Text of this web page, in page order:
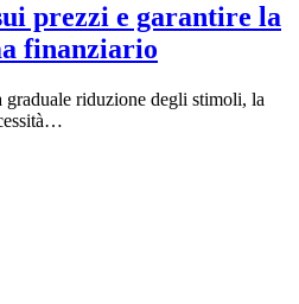
prezzi e garantire la
finanziario
riduzione degli stimoli, la